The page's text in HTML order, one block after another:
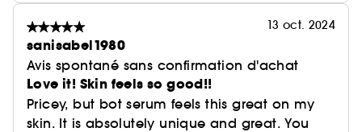
13 oct. 2024
sanisabel1980
Avis spontané sans confirmation d'achat
Love it! Skin feels so good!!
Pricey, but bot serum feels this great on my
skin. It is absolutely unique and great. You